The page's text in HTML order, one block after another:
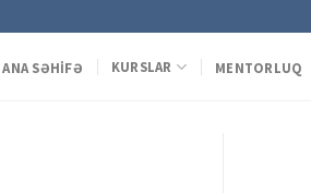
ANA SƏHIFƏ KURSLAR MENTORLUQ